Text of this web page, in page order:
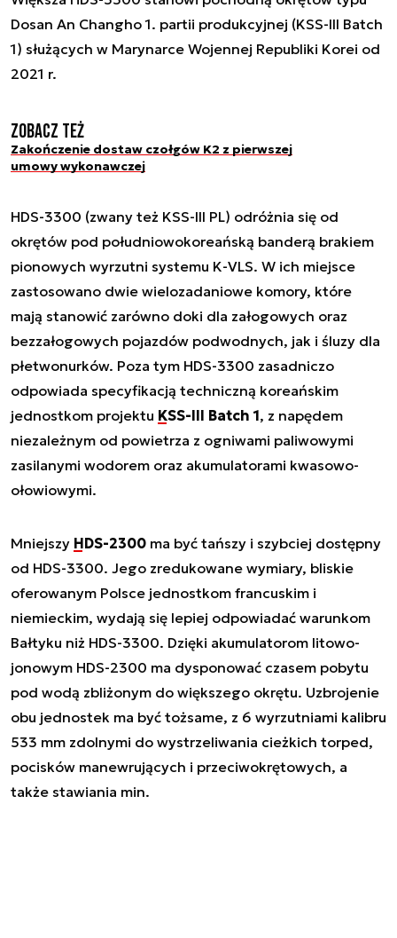
Dosan An Changho 1. partii produkcyjnej (KSS-III Batch
1) służących w Marynarce Wojennej Republiki Korei od
2021 r.
Zobacz też
Zakończenie dostaw czołgów K2 z pierwszej
umowy wykonawczej
HDS-3300 (zwany też KSS-III PL) odróżnia się od
okrętów pod południowokoreańską banderą brakiem
pionowych wyrzutni systemu K-VLS. W ich miejsce
zastosowano dwie wielozadaniowe komory, które
mają stanowić zarówno doki dla załogowych oraz
bezzałogowych pojazdów podwodnych, jak i śluzy dla
płetwonurków. Poza tym HDS-3300 zasadniczo
odpowiada specyfikacją techniczną koreańskim
jednostkom projektu KSS-III Batch 1, z napędem
niezależnym od powietrza z ogniwami paliwowymi
zasilanymi wodorem oraz akumulatorami kwasowo-
ołowiowymi.
Mniejszy HDS-2300 ma być tańszy i szybciej dostępny
od HDS-3300. Jego zredukowane wymiary, bliskie
oferowanym Polsce jednostkom francuskim i
niemieckim, wydają się lepiej odpowiadać warunkom
Bałtyku niż HDS-3300. Dzięki akumulatorom litowo-
jonowym HDS-2300 ma dysponować czasem pobytu
pod wodą zbliżonym do większego okrętu. Uzbrojenie
obu jednostek ma być tożsame, z 6 wyrzutniami kalibru
533 mm zdolnymi do wystrzeliwania cieżkich torped,
pocisków manewrujących i przeciwokrętowych, a
także stawiania min.